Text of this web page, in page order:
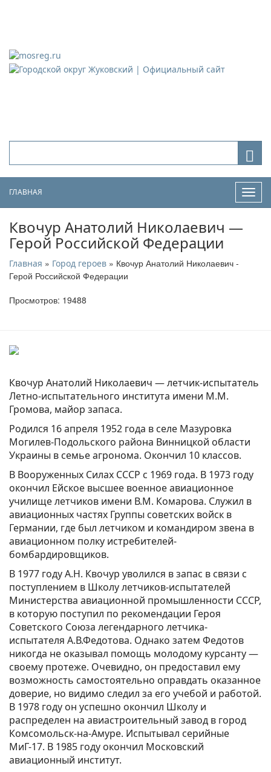
ГЛАВНАЯ
Квочур Анатолий Николаевич —
Герой Российской Федерации
Главная » Город героев » Квочур Анатолий Николаевич -
Герой Российской Федерации
Просмотров: 19488
Квочур Анатолий Николаевич — летчик-испытатель
Летно-испытательного института имени М.М.
Громова, майор запаса.
Родился 16 апреля 1952 года в селе Мазуровка
Могилев-Подольского района Винницкой области
Украины в семье агронома. Окончил 10 классов.
В Вооруженных Силах СССР с 1969 года. В 1973 году
окончил Ейское высшее военное авиационное
училище летчиков имени В.М. Комарова. Служил в
авиационных частях Группы советских войск в
Германии, где был летчиком и командиром звена в
авиационном полку истребителей-
бомбардировщиков.
В 1977 году А.Н. Квочур уволился в запас в связи с
поступлением в Школу летчиков-испытателей
Министерства авиационной промышленности СССР,
в которую поступил по рекомендации Героя
Советского Союза легендарного летчика-
испытателя А.В.Федотова. Однако затем Федотов
никогда не оказывал помощь молодому курсанту —
своему протеже. Очевидно, он предоставил ему
возможность самостоятельно оправдать оказанное
доверие, но видимо следил за его учебой и работой.
В 1978 году он успешно окончил Школу и
распределен на авиастроительный завод в город
Комсомольск-на-Амуре. Испытывал серийные
МиГ-17. В 1985 году окончил Московский
авиационный институт.